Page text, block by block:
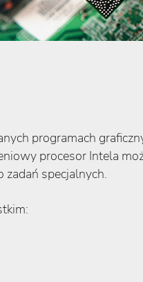
programach
procesor Intela
specjalnych.